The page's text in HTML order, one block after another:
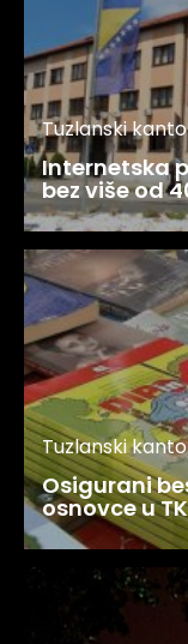
Tuzlanski
Internetska
bez više od
Tuzlanski
Osigurani
osnovce u